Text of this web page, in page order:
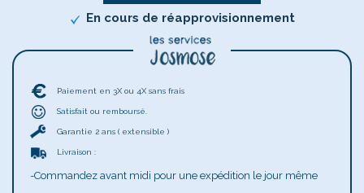
En cours de réapprovisionnement
Paiement en 3X ou 4X sans frais
Satisfait ou remboursé.
Garantie 2 ans ( extensible )
Livraison :
-Commandez avant midi pour une expédition le jour même